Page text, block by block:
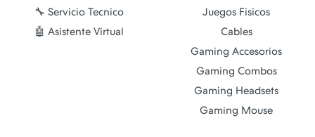
🔧 Servicio Tecnico
🤖 Asistente Virtual
Juegos Fisicos
Cables
Gaming Accesorios
Gaming Combos
Gaming Headsets
Gaming Mouse